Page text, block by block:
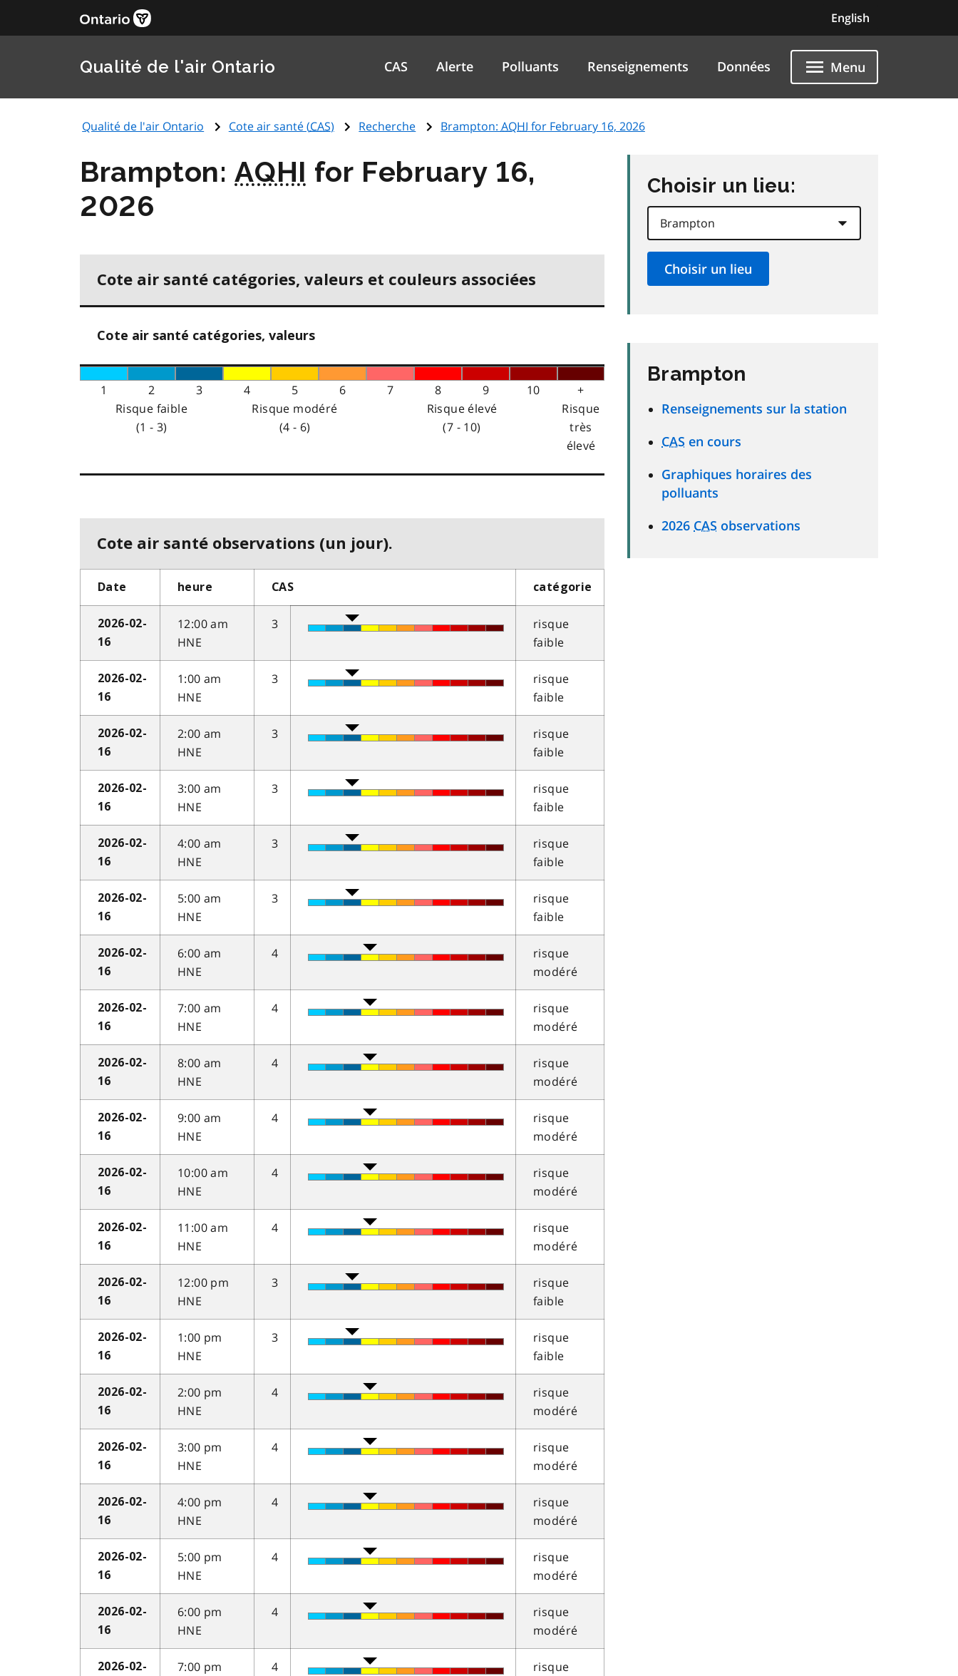
English
Qualité de l'air Ontario CAS Alerte Polluants Renseignements Données Menu
Qualité de l'air Ontario Cote air santé (CAS) Recherche Brampton: AQHI for February 16, 2026
Brampton:AQHI for February 16,
2026
Cote air santé catégories, valeurs et couleurs associées
Cote air santé catégories, valeurs
1 2 3 4 5 6 7 8 9 10
+
Risque faible
(1 - 3)
Risque modéré
(4 - 6)
Risque élevé
(7 - 10)
Risque
très
élevé
Cote air santé observations (un jour).
Date heure CAS catégorie
2026-02-
16
12:00 am
HNE
3
risque
faible
2026-02-
16
1:00 am
HNE
3
risque
faible
2026-02-
16
2:00 am
HNE
3
risque
faible
2026-02-
16
3:00 am
HNE
3
risque
faible
2026-02-
16
4:00 am
HNE
3
risque
faible
2026-02-
16
5:00 am
HNE
3
risque
faible
2026-02-
16
6:00 am
HNE
4
risque
modéré
2026-02-
16
7:00 am
HNE
4
risque
modéré
2026-02-
16
8:00 am
HNE
4
risque
modéré
2026-02-
16
9:00 am
HNE
4
risque
modéré
2026-02-
16
10:00 am
HNE
4
risque
modéré
2026-02-
16
11:00 am
HNE
4
risque
modéré
2026-02-
16
12:00 pm
HNE
3
risque
faible
2026-02-
16
1:00 pm
HNE
3
risque
faible
2026-02-
16
2:00 pm
HNE
4
risque
modéré
2026-02-
16
3:00 pm
HNE
4
risque
modéré
2026-02-
16
4:00 pm
HNE
4
risque
modéré
2026-02-
16
5:00 pm
HNE
4
risque
modéré
2026-02-
16
6:00 pm
HNE
4
risque
modéré
2026-02-
7:00 pm
4
risque
Choisir un lieu:
Brampton
Renseignements sur la station
CAS en cours
Graphiques horaires des
polluants
2026 CAS observations